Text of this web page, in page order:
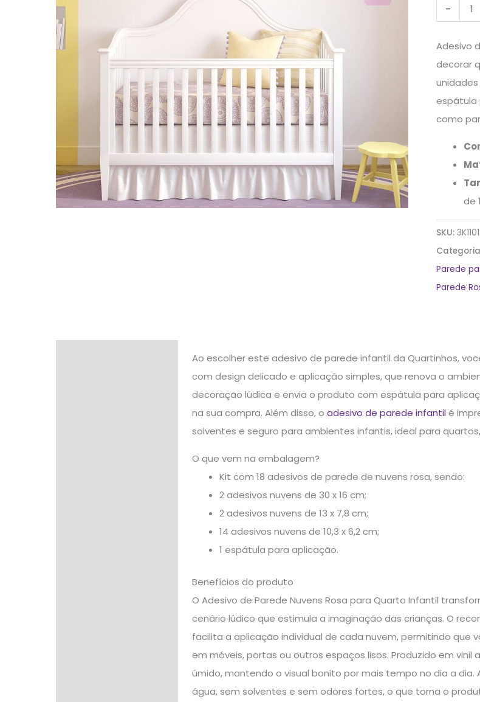
-
Adesivo
decorar
espátula
como
de
SKU:
Parede
Parede
Ao escolher este adesivo de parede infantil da Quartinhos,
com design delicado e aplicação simples, que renova o
decoração lúdica e envia o produto com espátula para
na sua compra. Além disso, o adesivo de parede infantil é
solventes e seguro para ambientes infantis, ideal para
O que vem na embalagem?
Kit com 18 adesivos de parede de nuvens rosa, sendo:
2 adesivos nuvens de 30 x 16 cm;
2 adesivos nuvens de 13 x 7,8 cm;
14 adesivos nuvens de 10,3 x 6,2 cm;
1 espátula para aplicação.
Benefícios do produto
O Adesivo de Parede Nuvens Rosa para Quarto Infantil
cenário lúdico que estimula a imaginação das crianças. O
facilita a aplicação individual de cada nuvem, permitindo que
em móveis, portas ou outros espaços lisos. Produzido em
úmido, mantendo o visual bonito por mais tempo no dia a
água, sem solventes e sem odores fortes, o que torna o